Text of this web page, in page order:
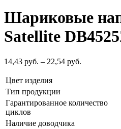
Шариковые
Satellite
14,43 руб. – 22,54 руб.
Цвет изделия
Тип продукции
Гарантированное количество
циклов
Наличие доводчика